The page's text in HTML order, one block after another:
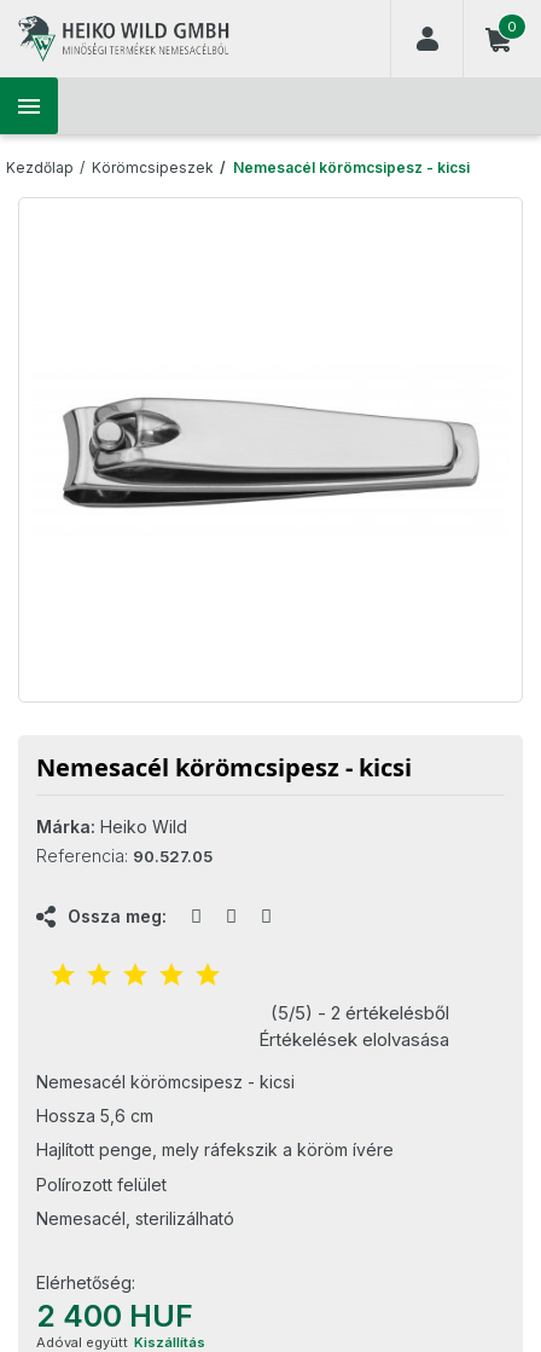
0

Kezdőlap Körömcsipeszek Nemesacél körömcsipesz - kicsi
Nemesacél körömcsipesz - kicsi
Márka: Heiko Wild
Referencia: 90.527.05
Ossza meg:
(5/5) - 2 értékelésből
Értékelések elolvasása
Nemesacél körömcsipesz - kicsi
Hossza 5,6 cm
Hajlított penge, mely ráfekszik a köröm ívére
Polírozott felület
Nemesacél, sterilizálható
Elérhetőség:
2 400 HUF
Adóval együtt Kiszállítás